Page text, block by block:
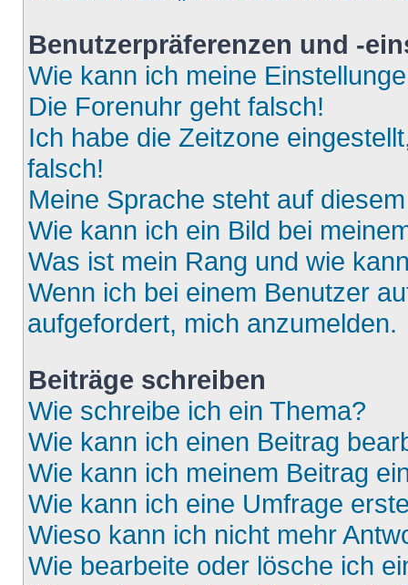
Benutzerpräferenzen und -
Wie kann ich meine
Die Forenuhr geht falsch!
Ich habe die Zeitzone
falsch!
Meine Sprache steht auf
Wie kann ich ein Bild bei
Was ist mein Rang und wie
Wenn ich bei einem Benutzer
aufgefordert, mich anzumelden.
Beiträge schreiben
Wie schreibe ich ein Thema?
Wie kann ich einen Beitrag
Wie kann ich meinem Beitrag
Wie kann ich eine Umfrage
Wieso kann ich nicht mehr
Wie bearbeite oder lösche ich